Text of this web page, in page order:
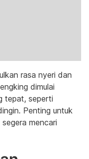
rasa nyeri dan
dimulai
tepat, seperti
Penting untuk
mencari